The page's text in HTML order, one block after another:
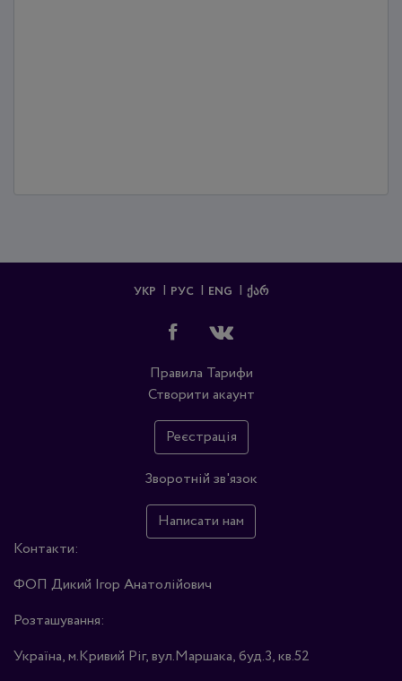
УКР РУС ENG ᲥᲐᲠ
Правила Тарифи
Створити акаунт
Реєстрація
Зворотній зв'язок
Написати нам
Контакти:
ФОП Дикий Ігор Анатолійович
Розташування:
Україна, м.Кривий Ріг, вул.Маршака, буд.3, кв.52